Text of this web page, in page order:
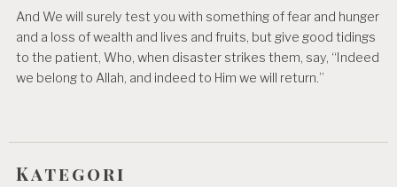
And We will surely test you with something of fear and hunger
and a loss of wealth and lives and fruits, but give good tidings
to the patient, Who, when disaster strikes them, say, “Indeed
we belong to Allah, and indeed to Him we will return.”
Kategori